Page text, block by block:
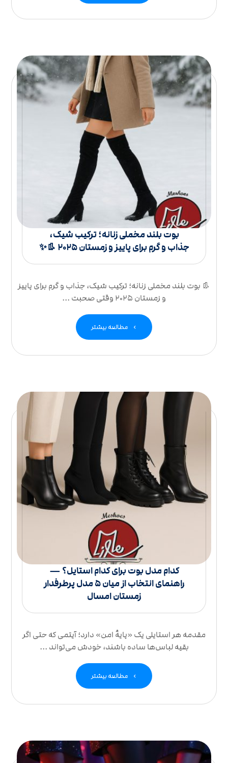
بوت بلند مخملی زنانه؛ ترکیب شیک،
جذاب و گرم برای پاییز و زمستان ۲۰۲۵ 👢✨
👢 بوت بلند مخملی زنانه؛ ترکیب شیک، جذاب و گرم برای پاییز
و زمستان ۲۰۲۵ وقتی صحبت ...
مطالعه بیشتر
کدام مدل بوت برای کدام استایل؟ —
راهنمای انتخاب از میان ۵ مدل پرطرفدار
زمستان امسال
مقدمه هر استایلی یک «پایهٔ امن» دارد؛ آیتمی که حتی اگر
بقیه لباس‌ها ساده باشند، خودش می‌تواند ...
مطالعه بیشتر